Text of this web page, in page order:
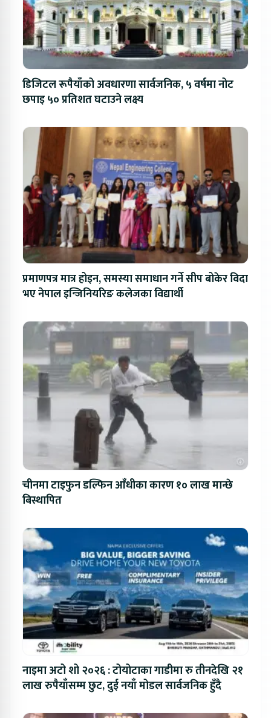
डिजिटल रूपैयाँको अवधारणा सार्वजनिक, ५ वर्षमा नोट
छपाइ ५० प्रतिशत घटाउने लक्ष्य
प्रमाणपत्र मात्र होइन, समस्या समाधान गर्ने सीप बोकेर विदा
भए नेपाल इन्जिनियरिङ कलेजका विद्यार्थी
चीनमा टाइफुन डल्फिन आँधीका कारण १० लाख मान्छे
बिस्थापित
नाइमा अटो शो २०२६ : टोयोटाका गाडीमा रु तीनदेखि २१
लाख रुपैयाँसम्म छुट, दुई नयाँ मोडल सार्वजनिक हुँदै